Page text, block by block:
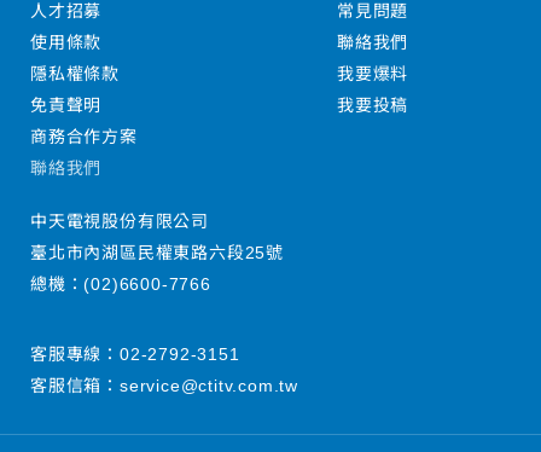
人才招募
使用條款
隱私權條款
免責聲明
商務合作方案
常見問題
聯絡我們
我要爆料
我要投稿
聯絡我們
中天電視股份有限公司
臺北市內湖區民權東路六段25號
總機：(02)6600-7766
客服專線： 02-2792-3151
客服信箱： service@ctitv.com.tw